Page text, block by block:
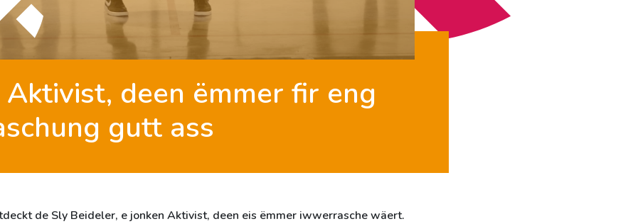
Aktivist, deen ëmmer fir eng
gutt ass
de Sly Beideler, e jonken Aktivist, deen eis ëmmer iwwerrasche wäert.